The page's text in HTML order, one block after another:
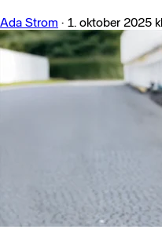
Ada Strom · 1. oktober 2025